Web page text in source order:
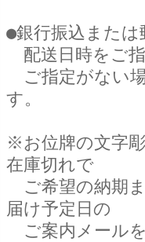
●銀行振込または
配送日時をご
ご指定がない
す。
※お位牌の文字
在庫切れで
ご希望の納期
届け予定日の
ご案内メール